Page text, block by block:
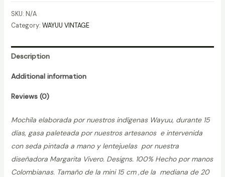
REF.-27011127.
SKU: N/A
Category: WAYUU VINTAGE
Description
Additional information
Reviews (0)
Mochila elaborada por nuestros indígenas Wayuu, durante 15
días, gasa paleteada por nuestros artesanos e intervenida
con seda pintada a mano y lentejuelas por nuestra
diseñadora Margarita Vivero. Designs. 100% Hecho por manos
Colombianas. Tamaño de la mini 15 cm ,de la mediana de 20